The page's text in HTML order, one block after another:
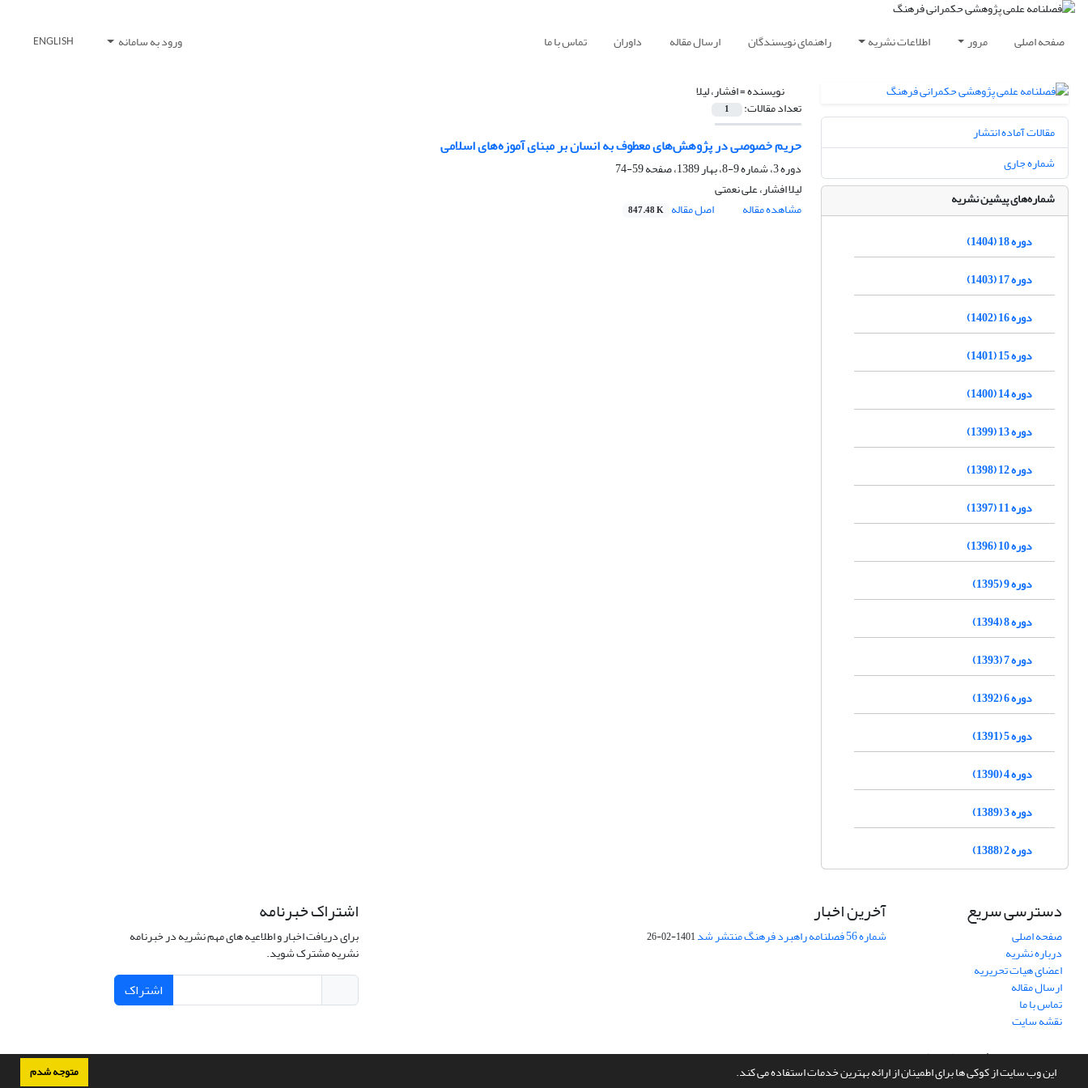
این وب سایت از کوکی ها برای اطمینان از ارائه بهترین خدمات استفاده می کند. متوجه شدم
صفحه اصلی مرور اطلاعات نشریه راهنمای نویسندگان ارسال مقاله داوران تماس با ما ورود به سامانه ENGLISH
نویسنده =افشار، لیلا
تعداد مقالات: 1
حریم خصوصی در پژوهش‌های معطوف به انسان بر مبنای آموزه‌های اسلامی
دوره 3، شماره 9-8، بهار 1389، صفحه
59-74
لیلا افشار، علی نعمتی
مشاهده مقاله
اصل مقاله 847.48 K
مقالات آماده انتشار
شماره جاری
شماره‌های پیشین نشریه
دوره 18 (1404)
دوره 17 (1403)
دوره 16 (1402)
دوره 15 (1401)
دوره 14 (1400)
دوره 13 (1399)
دوره 12 (1398)
دوره 11 (1397)
دوره 10 (1396)
دوره 9 (1395)
دوره 8 (1394)
دوره 7 (1393)
دوره 6 (1392)
دوره 5 (1391)
دوره 4 (1390)
دوره 3 (1389)
دوره 2 (1388)
دسترسی سریع
صفحه اصلی
درباره نشریه
اعضای هیات تحریریه
ارسال مقاله
تماس با ما
نقشه سایت
آخرین اخبار
شماره 56 فصلنامه راهبرد فرهنگ منتشر شد 1401-02-26
اشتراک خبرنامه
برای دریافت اخبار و اطلاعیه های مهم نشریه در خبرنامه
نشریه مشترک شوید.
اشتراک
سامانه مدیریت نشریات علمی.طراحی و پیاده سازی ازسیناوب